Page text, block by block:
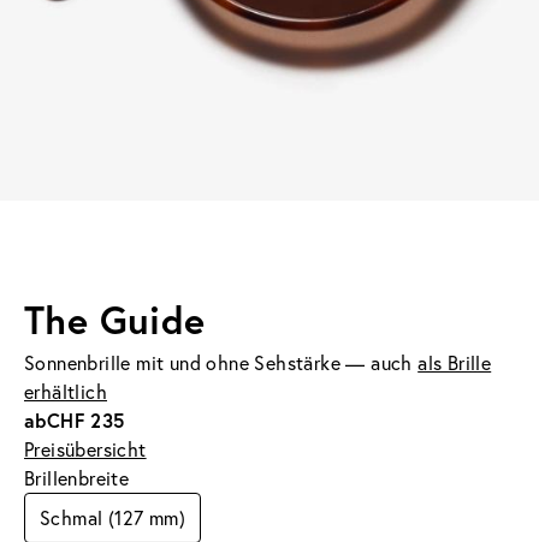
The Guide
Sonnenbrille mit und ohne Sehstärke — auchals Brille
erhältlich
abCHF 235
Preisübersicht
Brillenbreite
Schmal (127 mm)